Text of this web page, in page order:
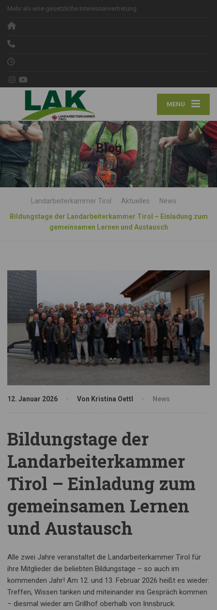
Mehr als eine gesetzliche Interessenvertretung
MENU
Blog
News von der LAK Tirol
Landarbeiterkammer Tirol Aktuelles
News
Bildungstage der Landarbeiterkammer Tirol – Einladung zum
gemeinsamen Lernen und Austausch
12. Januar 2026 Von Kristina Oettl News
Bildungstage der
Landarbeiterkammer
Tirol – Einladung zum
gemeinsamen Lernen
und Austausch
Alle zwei Jahre veranstaltet die Landarbeiterkammer Tirol für
ihre Mitglieder die beliebten Bildungstage – so auch im
kommenden Jahr! Am 12. und 13. Februar 2026 heißt es wieder:
Treffen, Wissen tanken und miteinander ins Gespräch kommen
– diesmal wieder am Grillhof oberhalb von Innsbruck.